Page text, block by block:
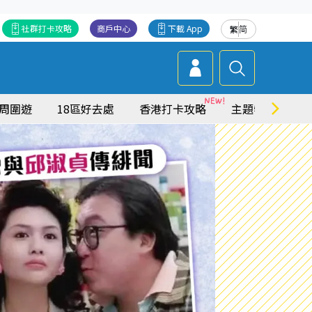
繁简
下載 App
商戶中心
社群打卡攻略
圍遊 18區好去處 香港打卡攻略 主題特集